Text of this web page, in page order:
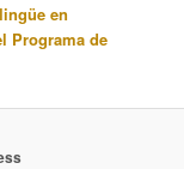
en
Programa de